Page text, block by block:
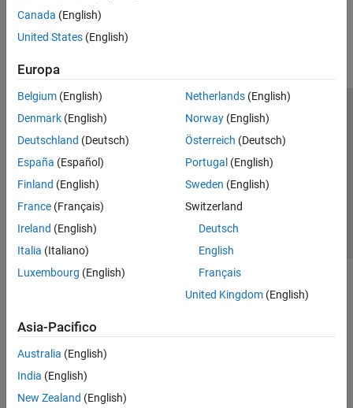
Canada (English)
United States (English)
Europa
Belgium (English)
Denmark (English)
Deutschland (Deutsch)
España (Español)
Finland (English)
France (Français)
Ireland (English)
Italia (Italiano)
Luxembourg (English)
Netherlands(English)
Norway(English)
Österreich (Deutsch)
Portugal (English)
Sweden (English)
Switzerland
Deutsch
English
Français
United Kingdom(English)
Asia-Pacifico
Australia (English)
India (English)
New Zealand (English)
Centro di fiducia
Informativa sulla privacy
Antipirateria
Stato dell'applicazione
Contatti
© 1994-2026 The MathWorks, Inc.